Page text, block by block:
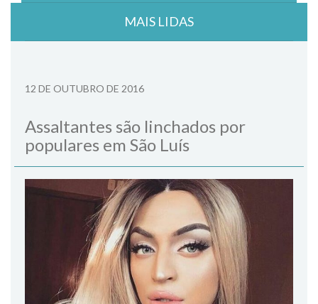
MAIS LIDAS
12 DE OUTUBRO DE 2016
Assaltantes são linchados por
populares em São Luís